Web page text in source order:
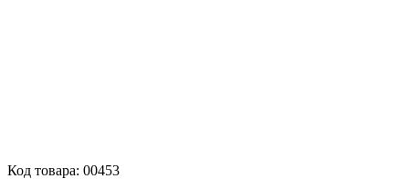
Код товара: 00453